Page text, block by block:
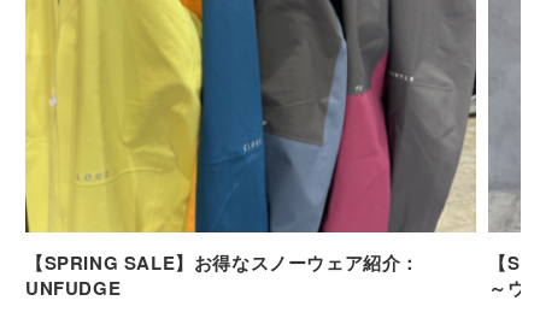
【SPRING SALE】お得なスノーウェア紹介：
UNFUDGE
【
～ウ